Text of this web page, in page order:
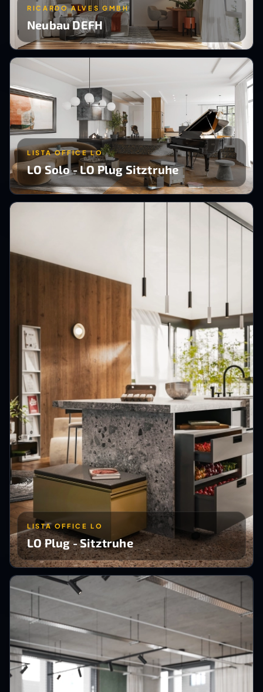
RICARDO ALVES GMBH
Neubau DEFH
LISTA OFFICE LO
LO Solo - LO Plug Sitztruhe
LISTA OFFICE LO
LO Plug - Sitztruhe